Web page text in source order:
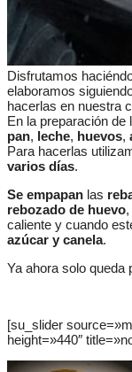
Disfrutamos
elaboramos
hacerlas en nuestra
En la preparación de
pan, leche, huevos,
Para hacerlas
varios días.
Se empapan las
rebozado de huevo,
caliente y cuando
azúcar y canela.
Ya ahora solo queda
[su_slider
height=»440″